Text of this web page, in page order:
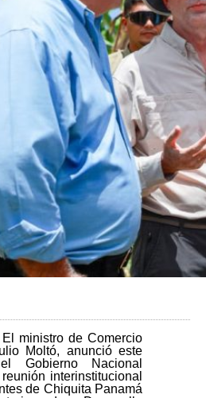
El ministro de Comercio
Moltó, anunció este
Gobierno Nacional
interinstitucional
de Chiquita Panamá